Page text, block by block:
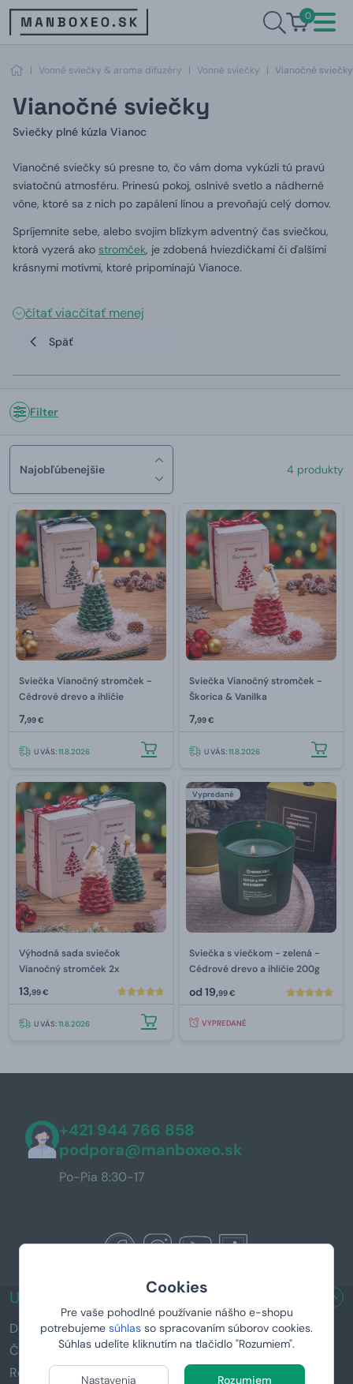
Cookies
Pre vaše pohodlné používanie nášho e-shopu
potrebujeme súhlas so spracovaním súborov cookies.
Súhlas udelíte kliknutím na tlačidlo "Rozumiem".
Nastavenia Rozumiem
0
| Vonné sviečky & aroma difuzéry | Vonné sviečky | Vianočné sviečky
Vianočné sviečky
Sviečky plné kúzla Vianoc
Vianočné sviečky sú presne to, čo vám doma vykúzli tú pravú
sviatočnú atmosféru. Prinesú pokoj, oslnivé svetlo a nádherné
vône, ktoré sa z nich po zapálení línou a prevoňajú celý domov.
Spríjemnite sebe, alebo svojim blízkym adventný čas sviečkou,
ktorá vyzerá ako stromček, je zdobená hviezdičkami či ďalšími
krásnymi motívmi, ktoré pripomínajú Vianoce.
čítať viacčítať menej
Späť
Filter
Najobľúbenejšie 4 produkty
Sviečka Vianočný stromček -
Cédrové drevo a ihličie
7,99 €
U VÁS:11.8.2026
Sviečka Vianočný stromček -
Škorica & Vanilka
7,99 €
U VÁS:11.8.2026
Výhodná sada sviečok
Vianočný stromček 2x
13,99 €
U VÁS:11.8.2026
Vypredané
Sviečka s viečkom - zelená -
Cédrové drevo a ihličie 200g
od 19,99 €
VYPREDANÉ
+421 944 766 858
podpora@manboxeo.sk
Po-Pia 8:30-17
UŽITOČNÉ ODKAZY
Doručenie a platba
Časté otázky (FAQ)
Reklamácia a vrátenie tovaru